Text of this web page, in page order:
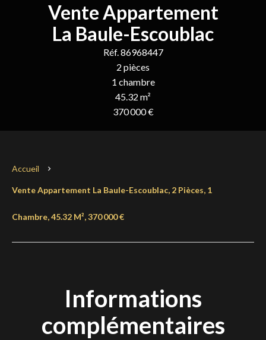
Vente Appartement
La Baule-Escoublac
Réf. 86968447
2 pièces
1 chambre
45.32 m²
370 000 €
Accueil
Vente Appartement La Baule-Escoublac, 2 Pièces, 1
Chambre, 45.32 M², 370 000 €
Informations
complémentaires